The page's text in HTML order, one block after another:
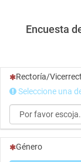
Encuesta
(Esta pregunta
Rectoría/
Seleccione una
(Esta pregunta es
Género